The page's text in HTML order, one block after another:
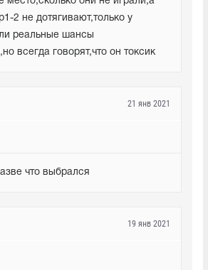
2 не дотягивают,только у
реальные шансы
всегда говорят,что он токсик
21 янв 2021
что выбрался
19 янв 2021